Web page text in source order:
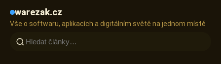
warezak.cz
Vše o softwaru, aplikacích a digitálním světě na jednom místě